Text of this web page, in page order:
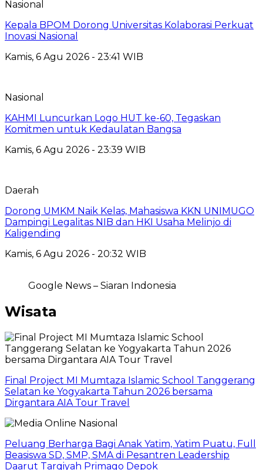
Nasional
Kepala BPOM Dorong Universitas Kolaborasi Perkuat
Inovasi Nasional
Kamis, 6 Agu 2026 - 23:41 WIB
Nasional
KAHMI Luncurkan Logo HUT ke-60, Tegaskan
Komitmen untuk Kedaulatan Bangsa
Kamis, 6 Agu 2026 - 23:39 WIB
Daerah
Dorong UMKM Naik Kelas, Mahasiswa KKN UNIMUGO
Dampingi Legalitas NIB dan HKI Usaha Melinjo di
Kaligending
Kamis, 6 Agu 2026 - 20:32 WIB
Google News – Siaran Indonesia
Wisata
Final Project MI Mumtaza Islamic School Tanggerang
Selatan ke Yogyakarta Tahun 2026 bersama
Dirgantara AIA Tour Travel
Peluang Berharga Bagi Anak Yatim, Yatim Puatu, Full
Beasiswa SD, SMP, SMA di Pesantren Leadership
Daarut Tarqiyah Primago Depok